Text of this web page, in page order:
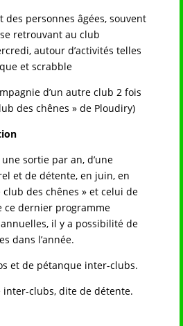
des personnes âgées, souvent
retrouvant au club
autour d’activités telles
et scrabble
d’un autre club 2 fois
des chênes » de Ploudiry)
sortie par an, d’une
et de détente, en juin, en
club des chênes » et celui de
ce dernier programme
il y a possibilité de
dans l’année.
et de pétanque inter-clubs.
inter-clubs, dite de détente.